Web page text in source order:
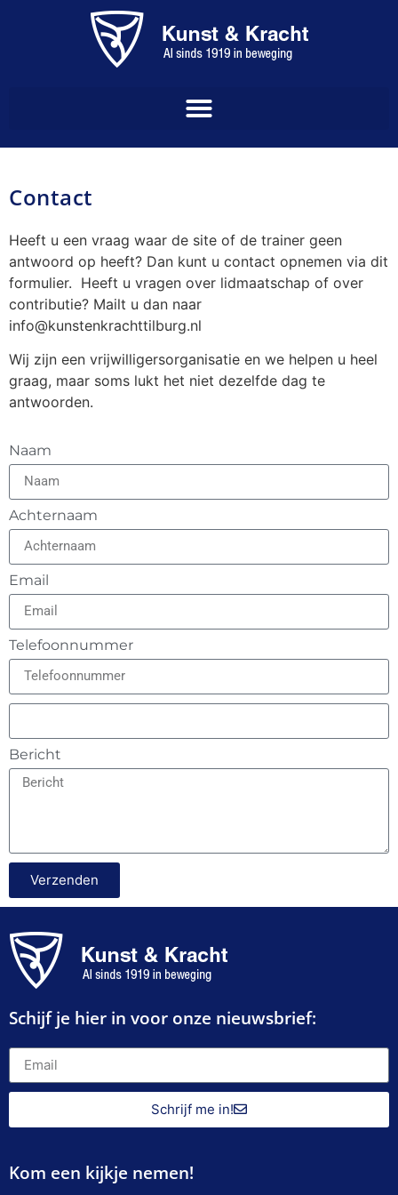
Contact
Heeft u een vraag waar de site of de trainer geen
antwoord op heeft? Dan kunt u contact opnemen via dit
formulier. Heeft u vragen over lidmaatschap of over
contributie? Mailt u dan naar
info@kunstenkrachttilburg.nl
Wij zijn een vrijwilligersorganisatie en we helpen u heel
graag, maar soms lukt het niet dezelfde dag te
antwoorden.
Naam
Achternaam
Email
Telefoonnummer
Bericht
Verzenden
Schijf je hier in voor onze nieuwsbrief:
Schrijf me in!
Kom een kijkje nemen!